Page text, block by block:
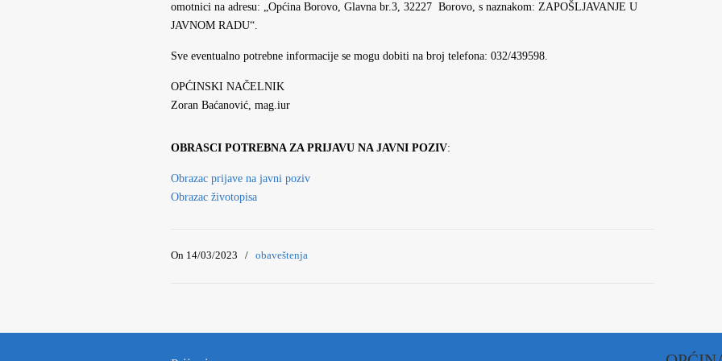
omotnici na adresu: „Općina Borovo, Glavna br.3, 32227 Borovo, s naznakom: ZAPOŠLJAVANJE U
JAVNOM RADU“.
Sve eventualno potrebne informacije se mogu dobiti na broj telefona: 032/439598.
OPĆINSKI NAČELNIK
Zoran Baćanović, mag.iur
OBRASCI POTREBNA ZA PRIJAVU NA JAVNI POZIV:
Obrazac prijave na javni poziv
Obrazac životopisa
On 14/03/2023 / obaveštenja